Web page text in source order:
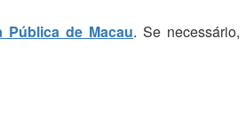
Pública de Macau. Se necessário,